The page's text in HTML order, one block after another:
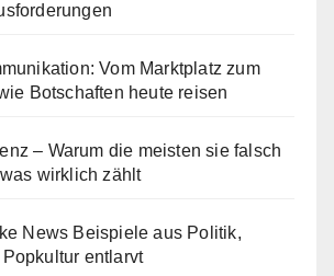
Vom Marktplatz zum
Botschaften heute reisen
– Warum die meisten sie falsch
wirklich zählt
News Beispiele aus Politik,
entlarvt